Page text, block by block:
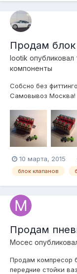
Продам
lootik опубликовал
компоненты
Собсно без
Самовывоз Москва!
10 марта, 2015
блок клапанов
Продам
Мосес
Продам компресор
передние стойки